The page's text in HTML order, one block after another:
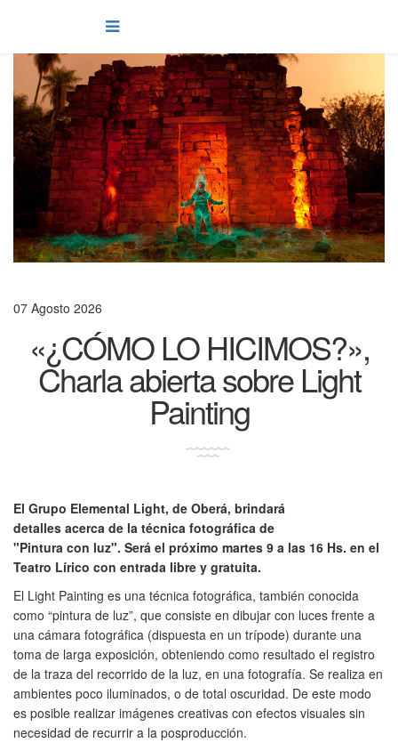
07 Agosto 2026
«¿CÓMO LO HICIMOS?»,
Charla abierta sobre Light
Painting
El Grupo Elemental Light, de Oberá, brindará
detalles acerca de la técnica fotográfica de
"Pintura con luz". Será el próximo martes 9 a las 16 Hs. en el
Teatro Lírico con entrada libre y gratuita.
El Light Painting es una técnica fotográfica, también conocida
como “pintura de luz”, que consiste en dibujar con luces frente a
una cámara fotográfica (dispuesta en un trípode) durante una
toma de larga exposición, obteniendo como resultado el registro
de la traza del recorrido de la luz, en una fotografía. Se realiza en
ambientes poco iluminados, o de total oscuridad. De este modo
es posible realizar imágenes creativas con efectos visuales sin
necesidad de recurrir a la posproducción.